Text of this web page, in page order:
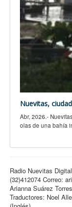
Nuevitas,
Abr, 2026.-
olas de una bahía
Radio Nuevitas
(32)412074 Correo:
Arianna Suárez
Traductores: Noel